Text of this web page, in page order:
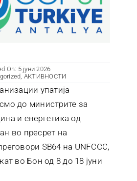
On: 5 јуни 2026
, АКТИВНОСТИ
упатија
до министрите за
и енергетика од
во пресрет на
SB64 на UNFCCC,
во Бон од 8 до 18 јуни